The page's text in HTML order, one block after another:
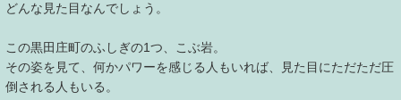
どんな見た目なんでしょう。
この黒田庄町のふしぎの1つ、こぶ岩。
その姿を見て、何かパワーを感じる人もいれば、見た目にただただ圧
倒される人もいる。